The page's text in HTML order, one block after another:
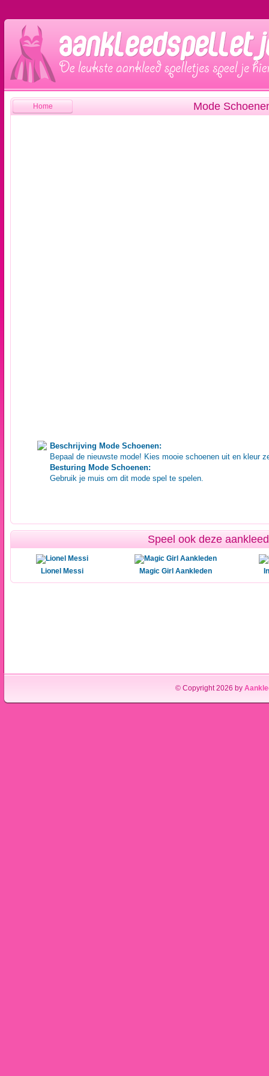
Mode
Home
Beschrijving Mode Schoenen:
Bepaal de nieuwste mode! Kies mooie schoenen uit en kleur
Besturing Mode Schoenen:
Gebruik je muis om dit mode spel te spelen.
Speel ook deze
Lionel Messi Magic Girl Aankleden
© Copyright 2026 by